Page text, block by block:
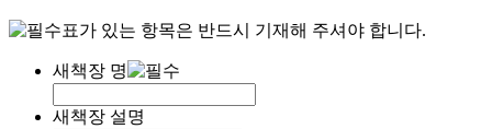
표가 있는 항목은 반드시 기재해 주셔야 합니다.
새책장 명
새책장 설명